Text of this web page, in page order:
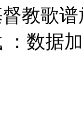
教歌
：数据